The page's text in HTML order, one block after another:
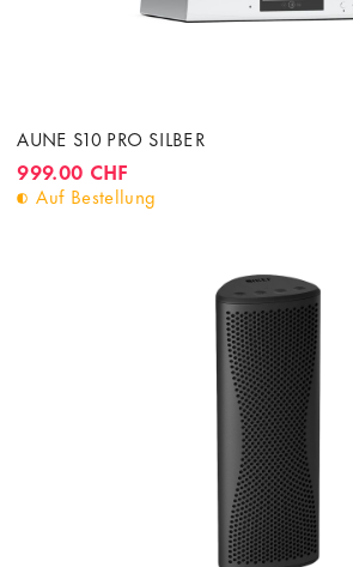
AUNE S10 PRO SILBER
999.00 CHF
Auf Bestellung